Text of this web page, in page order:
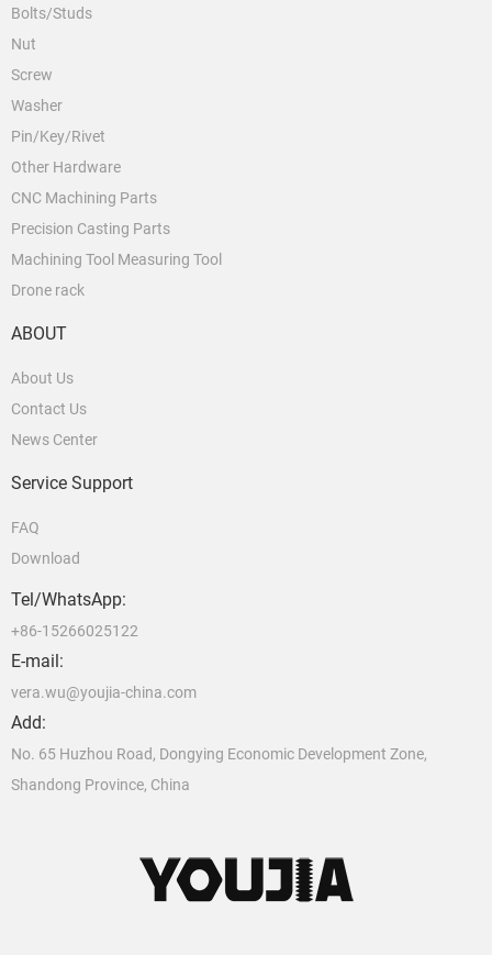
Bolts/Studs
Nut
Screw
Washer
Pin/Key/Rivet
Other Hardware
CNC Machining Parts
Precision Casting Parts
Machining Tool Measuring Tool
Drone rack
ABOUT
About Us
Contact Us
News Center
Service Support
FAQ
Download
Tel/WhatsApp:
+86-15266025122
E-mail:
vera.wu@youjia-china.com
Add:
No. 65 Huzhou Road, Dongying Economic Development Zone,
Shandong Province, China